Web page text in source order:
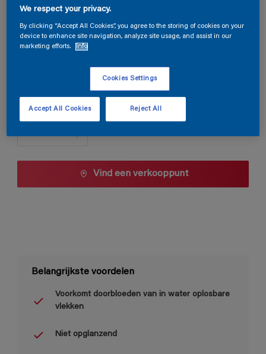
C8.09.75
Kleur wijzigen
1 L
2,5 L
Aantal
Vind een verkooppunt
Belangrijkste voordelen
Voorkomt doorbloeden van in water oplosbare
vlekken
Niet opglanzend
We respect your privacy.
By clicking “Accept All Cookies”, you agree to the storing of cookies on your
device to enhance site navigation, analyze site usage, and assist in our
marketing efforts.
Info
Cookies Settings
Reject All
Accept All Cookies